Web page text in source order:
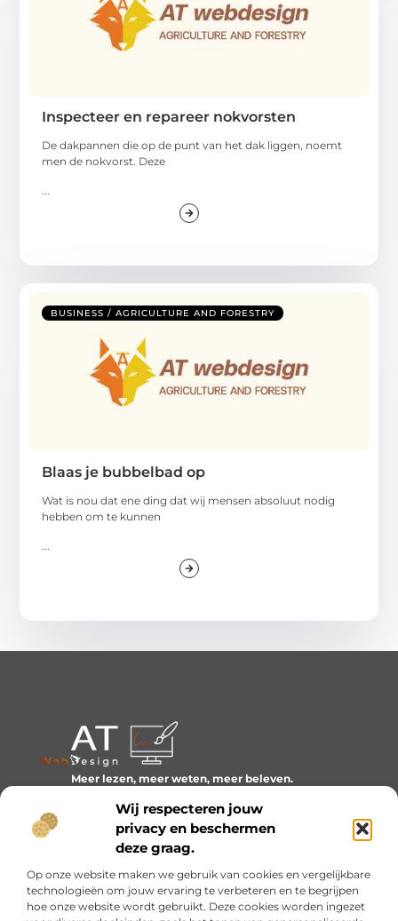
Wij respecteren jouw
privacy en beschermen
deze graag.
Op onze website maken we gebruik van cookies en vergelijkbare
technologieën om jouw ervaring te verbeteren en te begrijpen
hoe onze website wordt gebruikt. Deze cookies worden ingezet
Inspecteer en repareer nokvorsten
De dakpannen die op de punt van het dak liggen, noemt
men de nokvorst. Deze
BUSINESS / AGRICULTURE AND FORESTRY
Blaas je bubbelbad op
Wat is nou dat ene ding dat wij mensen absoluut nodig
hebben om te kunnen
Meer lezen, meer weten, meer beleven.
het dagelijks leven boeiend maakt.
Bericht categorie